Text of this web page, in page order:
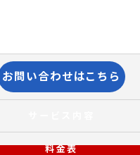
お問い合わせはこちら
料金表